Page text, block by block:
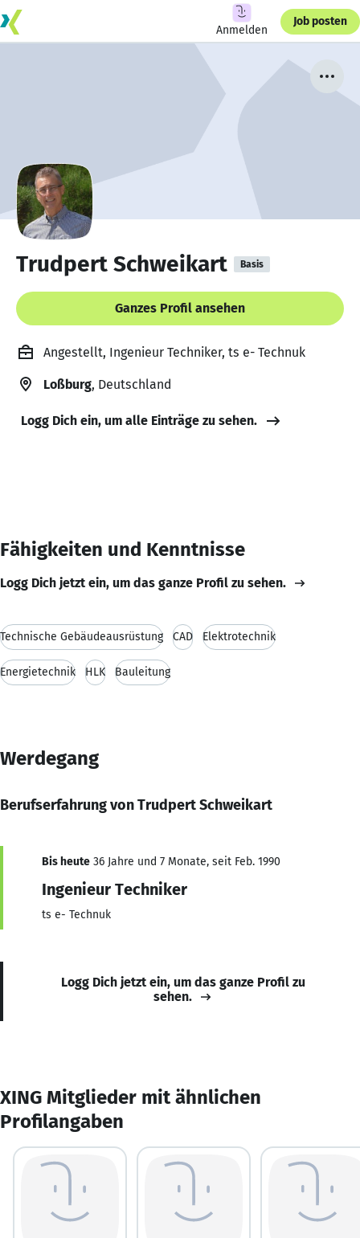
Anmelden
Job posten
Trudpert Schweikart Basis
Ganzes Profil ansehen
Angestellt, Ingenieur Techniker, ts e- Technuk
Loßburg, Deutschland
Logg Dich ein, um alle Einträge zu sehen.
Fähigkeiten und Kenntnisse
Logg Dich jetzt ein, um das ganze Profil zu sehen.
Technische Gebäudeausrüstung CAD Elektrotechnik
Energietechnik HLK Bauleitung
Werdegang
Berufserfahrung von Trudpert Schweikart
Bis heute 36 Jahre und 7 Monate, seit Feb. 1990
Ingenieur Techniker
ts e- Technuk
Logg Dich jetzt ein, um das ganze Profil zu
sehen.
XING Mitglieder mit ähnlichen
Profilangaben